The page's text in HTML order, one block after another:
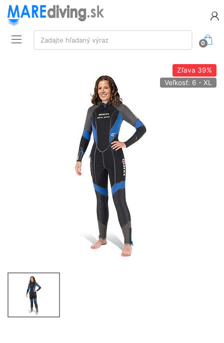
Vyhľadávanie:
Zadajte hľadaný výraz
0
Zľava 39%
Veľkosť: 6 - XL